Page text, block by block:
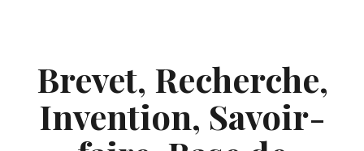
Brevet, Recherche,
Invention, Savoir-